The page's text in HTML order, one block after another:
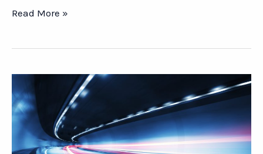
Industria
siamo?
Read More »